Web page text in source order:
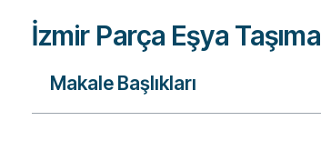
İzmir Parça Eşya Taşıma
Makale Başlıkları